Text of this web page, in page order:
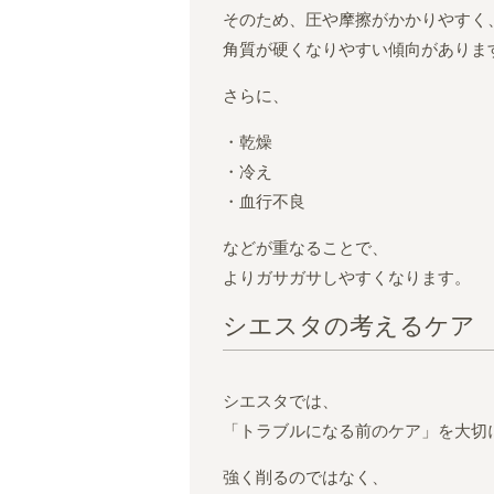
そのため、圧や摩擦がかかりやすく、
角質が硬くなりやすい傾向がありま
さらに、
・乾燥
・冷え
・血行不良
などが重なることで、
よりガサガサしやすくなります。
シエスタの考えるケア
シエスタでは、
「トラブルになる前のケア」を大切
強く削るのではなく、